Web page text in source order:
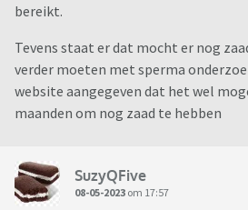
bereikt.
Tevens staat er dat mocht er nog
verder moeten met sperma
website aangegeven dat het wel
maanden om nog zaad te hebben
SuzyQFive
08-05-2023 om 17:57